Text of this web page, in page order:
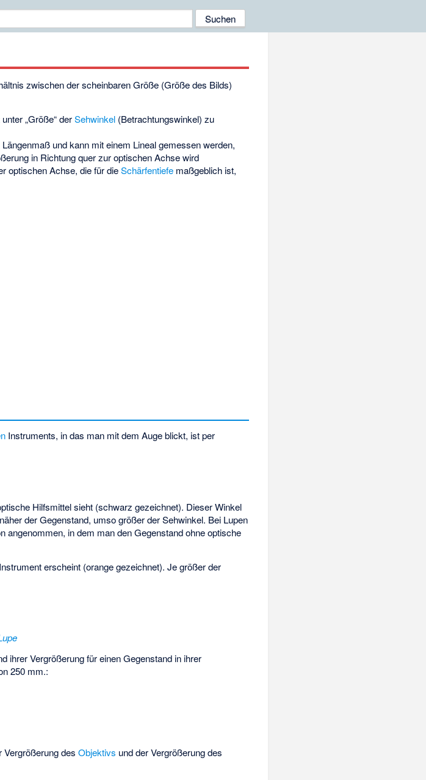
zwischen der scheinbaren Größe (Größe des Bilds)
„Größe“ derSehwinkel(Betrachtungswinkel) zu
und kann mit einem Lineal gemessen werden,
in Richtung quer zur optischen Achse wird
optischen Achse, die für dieSchärfentiefemaßgeblich ist,
Instruments, in das man mit dem Auge blickt, ist per
Hilfsmittel sieht (schwarz gezeichnet). Dieser Winkel
der Gegenstand, umso größer der Sehwinkel. Bei Lupen
angenommen, in dem man den Gegenstand ohne optische
erscheint (orange gezeichnet). Je größer der
ihrer Vergrößerung für einen Gegenstand in ihrer
250 mm.:
Vergrößerung desObjektivs und der Vergrößerung des